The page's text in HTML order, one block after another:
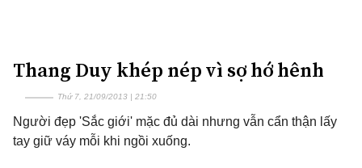
Thang Duy khép nép vì sợ hớ hênh
Thứ 7, 21/09/2013 | 21:50
Người đẹp 'Sắc giới' mặc đủ dài nhưng vẫn cẩn thận lấy
tay giữ váy mỗi khi ngồi xuống.